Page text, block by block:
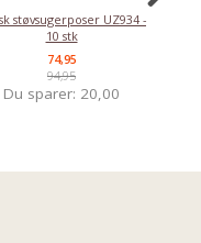
støvsugerposer UZ934 -
10 stk
74,95
94,95
Du sparer: 20,00